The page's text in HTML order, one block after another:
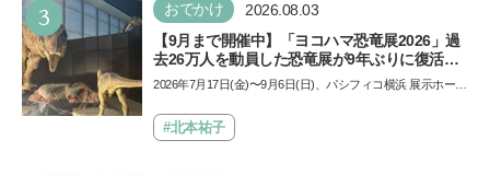
3 おでかけ 2026.08.03
【9月まで開催中】「ヨコハマ恐竜展2026」過
去26万人を動員した恐竜展が9年ぶりに復活！
夏休みのおでかけで楽しむポイントを完全ガイ
2026年7月17日(金)〜9月6日(日)、パシフィコ横浜 展示ホール
催…#北本祐子